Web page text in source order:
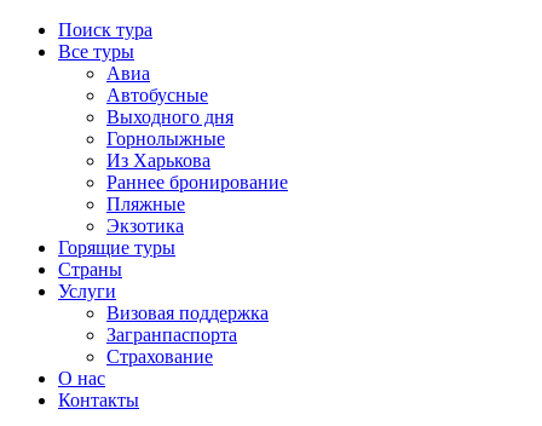
Поиск тура
Все туры
Авиа
Автобусные
Выходного дня
Горнолыжные
Из Харькова
Раннее бронирование
Пляжные
Экзотика
Горящие туры
Страны
Услуги
Визовая поддержка
Загранпаспорта
Страхование
О нас
Контакты